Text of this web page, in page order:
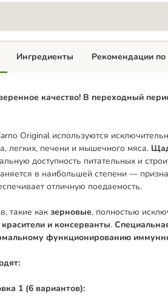
качество! В переходный
Original используются
легких, печени и мышечного мяса.
доступность питательных и
в наибольшей степени —
отличную поедаемость.
такие как зерновые, полностью
и консерванты.
функционированию
1 (6 вариантов):
Ингредиенты Рекомендации